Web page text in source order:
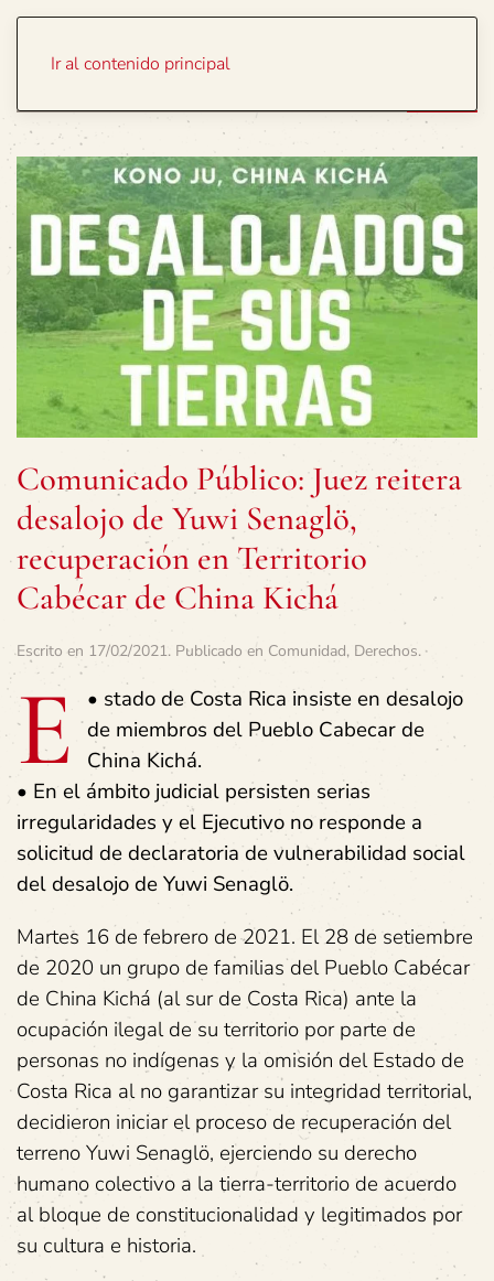
Ir al contenido principal
Comunicado Público: Juez reitera
desalojo de Yuwi Senaglö,
recuperación en Territorio
Cabécar de China Kichá
Escrito en 17/02/2021. Publicado en Comunidad, Derechos.
•
E
stado de Costa Rica insiste en desalojo
de miembros del Pueblo Cabecar de
China Kichá.
• En el ámbito judicial persisten serias
irregularidades y el Ejecutivo no responde a
solicitud de declaratoria de vulnerabilidad social
del desalojo de Yuwi Senaglö.
Martes 16 de febrero de 2021. El 28 de setiembre
de 2020 un grupo de familias del Pueblo Cabécar
de China Kichá (al sur de Costa Rica) ante la
ocupación ilegal de su territorio por parte de
personas no indígenas y la omisión del Estado de
Costa Rica al no garantizar su integridad territorial,
decidieron iniciar el proceso de recuperación del
terreno Yuwi Senaglö, ejerciendo su derecho
humano colectivo a la tierra-territorio de acuerdo
al bloque de constitucionalidad y legitimados por
su cultura e historia.